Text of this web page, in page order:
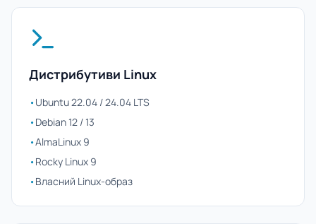
Дистрибутиви Linux
•Ubuntu 22.04 / 24.04 LTS
•Debian 12 / 13
•AlmaLinux 9
•Rocky Linux 9
•Власний Linux-образ